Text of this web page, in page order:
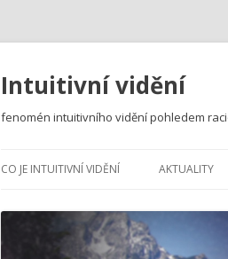
Intuitivní vidění
fenomén intuitivního vidění pohledem
CO JE INTUITIVNÍ VIDĚNÍ AKTUALITY